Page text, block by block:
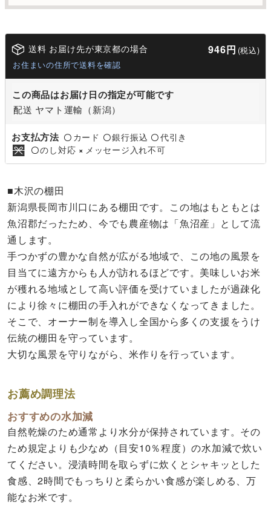
送料 お届け先が東京都の場合 946円 (税込)
お住まいの住所で送料を確認
この商品はお届け日の指定が可能です
配送 ヤマト運輸（新潟）
お支払方法 〇 カード 〇銀行振込 〇代引き
〇のし対応 × メッセージ入れ不可
■木沢の棚田
新潟県長岡市川口にある棚田です。この地はもともとは
魚沼郡だったため、今でも農産物は「魚沼産」として流
通します。
手つかずの豊かな自然が広がる地域で、この地の風景を
目当てに遠方からも人が訪れるほどです。美味しいお米
が穫れる地域として高い評価を受けていましたが過疎化
により徐々に棚田の手入れができなくなってきました。
そこで、オーナー制を導入し全国から多くの支援をうけ
伝統の棚田を守っています。
大切な風景を守りながら、米作りを行っています。
お薦め調理法
おすすめの水加減
自然乾燥のため通常より水分が保持されています。その
ため規定よりも少なめ（目安10％程度）の水加減で炊い
てください。浸漬時間を取らずに炊くとシャキッとした
食感、2時間でもっちりと柔らかい食感が楽しめる、万
能なお米です。